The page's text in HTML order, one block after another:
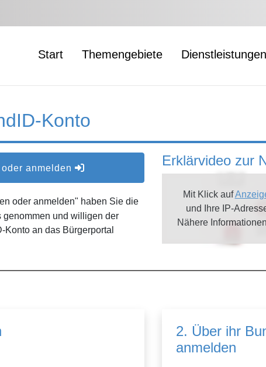
Start Themengebiete Dienstleistungen
Konto
anmelden
oder anmelden" haben Sie die
genommen und willigen der
an das Bürgerportal
Erklärvideo zur
Mit Klick auf
und Ihre IP-
Nähere
2. Über ihr
anmelden